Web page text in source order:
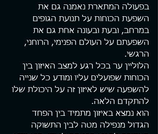
בפעולה המתארת נאמנה גם את
השפעת הכוחות על תנועת הגופים
במרחב, ובעת ובעונה אחת גם את
השפעתם על העולם הפנימי, הרוחני,
הרגשי.
הלוליין ער בכל רגע למצב האיזון בין
הכוחות שפועלים עליו ומודע כל שנייה
להשפעה שיש לאיזון זה על היכולת שלו
להתקדם הלאה.
הוא נמצא באיזון מתמיד בין הפחד
הגדול מנפילה מטה לבין התשוקה